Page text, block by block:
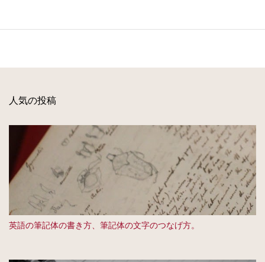
人気の投稿
英語の筆記体の書き方、筆記体の文字のつなげ方。